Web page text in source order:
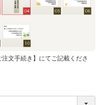
文手続き】にてご記載くださ